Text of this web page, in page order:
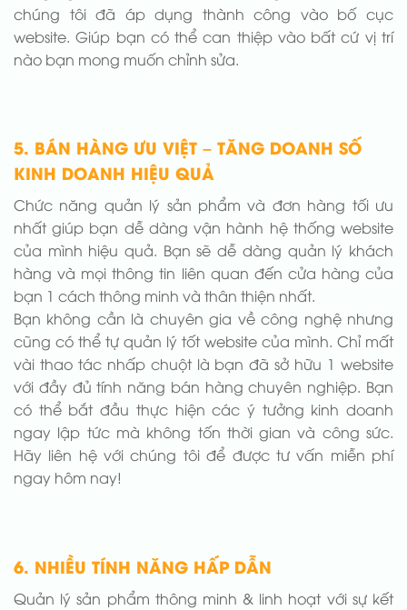
chúng tôi đã áp dụng thành công vào bố cục
website. Giúp bạn có thể can thiệp vào bất cứ vị trí
nào bạn mong muốn chỉnh sửa.
5. BÁN HÀNG ƯU VIỆT – TĂNG DOANH SỐ
KINH DOANH HIỆU QUẢ
Chức năng quản lý sản phẩm và đơn hàng tối ưu
nhất giúp bạn dễ dàng vận hành hệ thống website
của mình hiệu quả. Bạn sẽ dễ dàng quản lý khách
hàng và mọi thông tin liên quan đến cửa hàng của
bạn 1 cách thông minh và thân thiện nhất.
Bạn không cần là chuyên gia về công nghệ nhưng
cũng có thể tự quản lý tốt website của mình. Chỉ mất
vài thao tác nhấp chuột là bạn đã sở hữu 1 website
với đầy đủ tính năng bán hàng chuyên nghiệp. Bạn
có thể bắt đầu thực hiện các ý tưởng kinh doanh
ngay lập tức mà không tốn thời gian và công sức.
Hãy liên hệ với chúng tôi để được tư vấn miễn phí
ngay hôm nay!
6. NHIỀU TÍNH NĂNG HẤP DẪN
Quản lý sản phẩm thông minh & linh hoạt với sự kết